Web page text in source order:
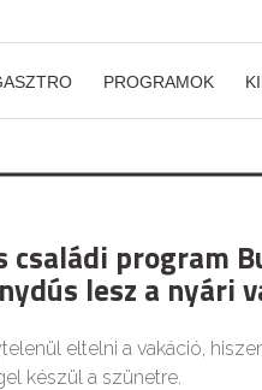
PROGRAMOK
családi program
lesz a nyári
eltelni a vakáció,
készül a szünetre.